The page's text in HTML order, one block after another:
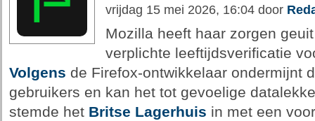
vrijdag 15 mei 2026, 16:04 door
Mozilla heeft haar zorgen
verplichte leeftijdsverificatie
Volgens de Firefox-ontwikkelaar ondermijnt
gebruikers en kan het tot gevoelige
stemde het Britse Lagerhuis in met een